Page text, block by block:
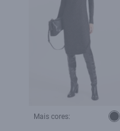
Mais cores: